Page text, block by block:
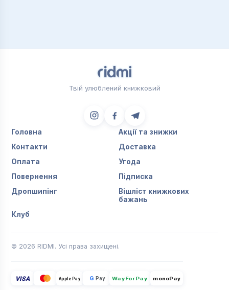
Твій улюблений книжковий
Головна
Акції та знижки
Контакти
Доставка
Оплата
Угода
Повернення
Підписка
Дропшипінг
Вішліст книжкових
бажань
Клуб
© 2026 RIDMI. Усі права захищені.
VISA Apple Pay G Pay WayForPay monoPay